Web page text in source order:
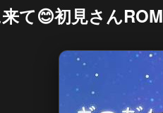
て😊初見さん